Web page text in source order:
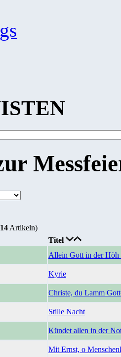
14 Artikeln)
Titel
Allein Gott in der Höh
Kyrie
Christe, du Lamm
Stille Nacht
Kündet allen in der
Mit Ernst, o